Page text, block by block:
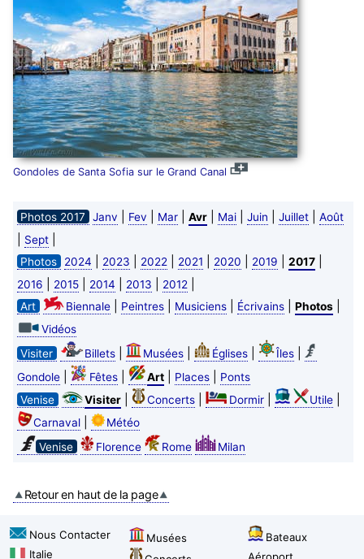
Gondoles de Santa Sofia sur le Grand Canal
Photos 2017 Janv Fev Mar| Avr| Mai| Juin Juillet| Août
Sept|
Photos 2024 2023 2022 2021 2020 2019 2017|
2016 2015| 2014 2013 2012
Art Biennale| Peintres| Musiciens| Écrivains| Photos|
Vidéos
Visiter
Billets| Musées| Églises| Îles|
Gondole| Fêtes| Art| Places|
Ponts
Venise
Visiter| Concerts| Dormir| Utile|
Carnaval|
Météo
Venise
Florence Rome Milan
Retour en haut de la page
Nous Contacter
Italie
Musées
Bateaux